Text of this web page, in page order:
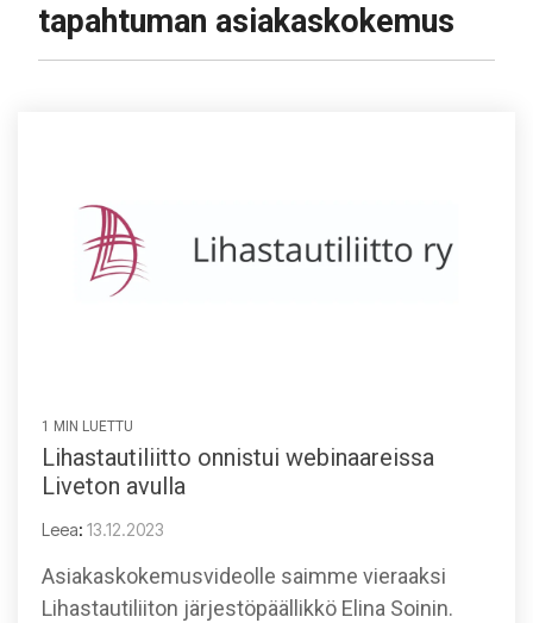
tapahtuman asiakaskokemus
1 MIN LUETTU
Lihastautiliitto onnistui webinaareissa
Liveton avulla
Leea: 13.12.2023
Asiakaskokemusvideolle saimme vieraaksi
Lihastautiliiton järjestöpäällikkö Elina Soinin.